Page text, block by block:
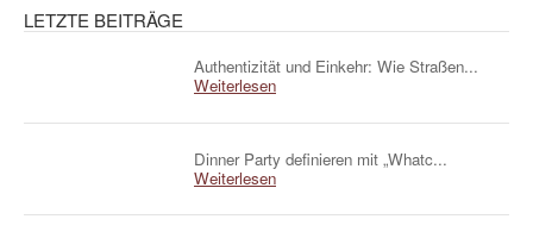
LETZTE BEITRÄGE
Authentizität und Einkehr: Wie Straßen...
Weiterlesen
Dinner Party definieren mit „Whatc...
Weiterlesen